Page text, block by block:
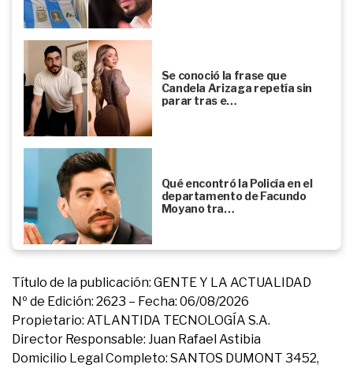
Se conoció la frase que
Candela Arizaga repetía sin
parar tras e…
Qué encontró la Policía en el
departamento de Facundo
Moyano tra…
Título de la publicación: GENTE Y LA ACTUALIDAD
Nº de Edición: 2623 – Fecha: 06/08/2026
Propietario: ATLANTIDA TECNOLOGÍA S.A.
Director Responsable: Juan Rafael Astibia
Domicilio Legal Completo: SANTOS DUMONT 3452,